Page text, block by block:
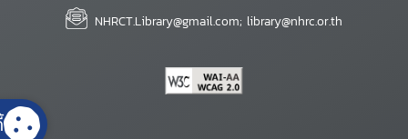
NHRCT.Library@gmail.com; library@nhrc.or.th